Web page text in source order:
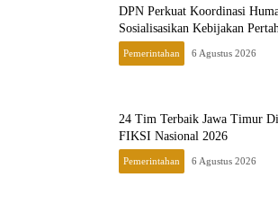
DPN Perkuat Koordinasi
Sosialisasikan Kebijakan
Pemerintahan 6 Agustus 2026
24 Tim Terbaik Jawa Timur
FIKSI Nasional 2026
Pemerintahan 6 Agustus 2026